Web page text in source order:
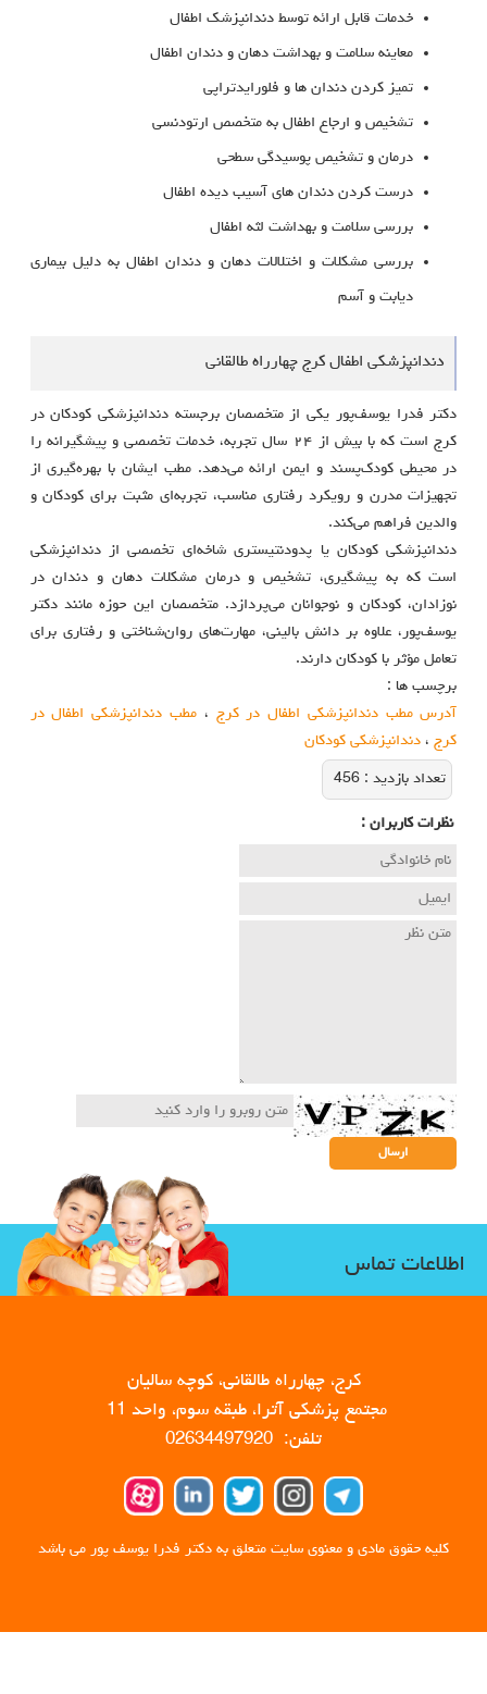
خدمات قابل ارائه توسط دندانپزشک اطفال
معاینه سلامت و بهداشت دهان و دندان اطفال
تمیز کردن دندان ها و فلورایدتراپی
تشخیص و ارجاع اطفال به متخصص ارتودنسی
درمان و تشخیص پوسیدگی سطحی
درست کردن دندان های آسیب دیده اطفال
بررسی سلامت و بهداشت لثه اطفال
بررسی مشکلات و اختلالات دهان و دندان اطفال به دلیل بیماری
دیابت و آسم
دندانپزشکی اطفال کرج چهارراه طالقانی
دکتر فدرا یوسف‌پور یکی از متخصصان برجسته دندانپزشکی کودکان در
کرج است که با بیش از ۲۴ سال تجربه، خدمات تخصصی و پیشگیرانه را
در محیطی کودک‌پسند و ایمن ارائه می‌دهد. مطب ایشان با بهره‌گیری از
تجهیزات مدرن و رویکرد رفتاری مناسب، تجربه‌ای مثبت برای کودکان و
والدین فراهم می‌کند.
دندانپزشکی کودکان یا پدودنتیستری شاخه‌ای تخصصی از دندانپزشکی
است که به پیشگیری، تشخیص و درمان مشکلات دهان و دندان در
نوزادان، کودکان و نوجوانان می‌پردازد. متخصصان این حوزه مانند دکتر
یوسف‌پور، علاوه بر دانش بالینی، مهارت‌های روان‌شناختی و رفتاری برای
تعامل مؤثر با کودکان دارند.
برچسب ها :
آدرس مطب دندانپزشکی اطفال در کرج ،مطب دندانپزشکی اطفال در
کرج، دندانپزشکی کودکان
تعداد بازديد : 456
نظرات كاربران :
اطلاعات تماس
کرج، چهارراه طالقانی، کوچه سالیان
مجتمع پزشکی آترا، طبقه سوم، واحد 11
تلفن: 02634497920
کلیه حقوق مادی و معنوی سایت متعلق به دکتر فدرا یوسف پور می باشد